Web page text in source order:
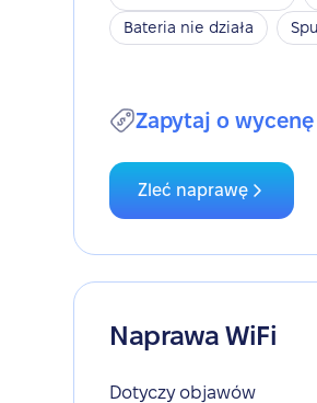
Bateria nie działa
Zapytaj o wycenę
Zleć naprawę
Naprawa WiFi
Dotyczy objawów